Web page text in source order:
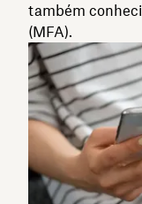
também
(MFA).